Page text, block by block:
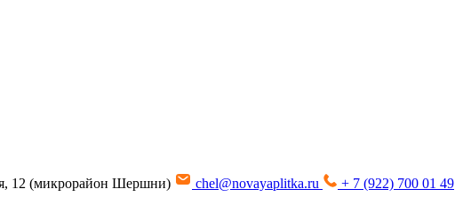
12 (микрорайон Шершни) chel@novayaplitka.ru
+ 7 (922) 700 01 49